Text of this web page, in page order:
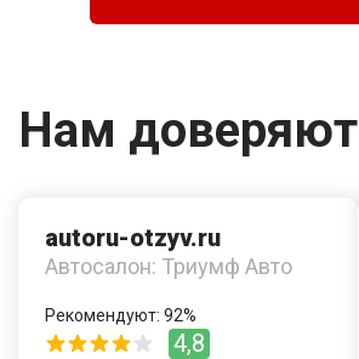
Нам доверяют
autoru-otzyv.ru
Автосалон: Триумф Авто
Рекомендуют: 92%
4,8